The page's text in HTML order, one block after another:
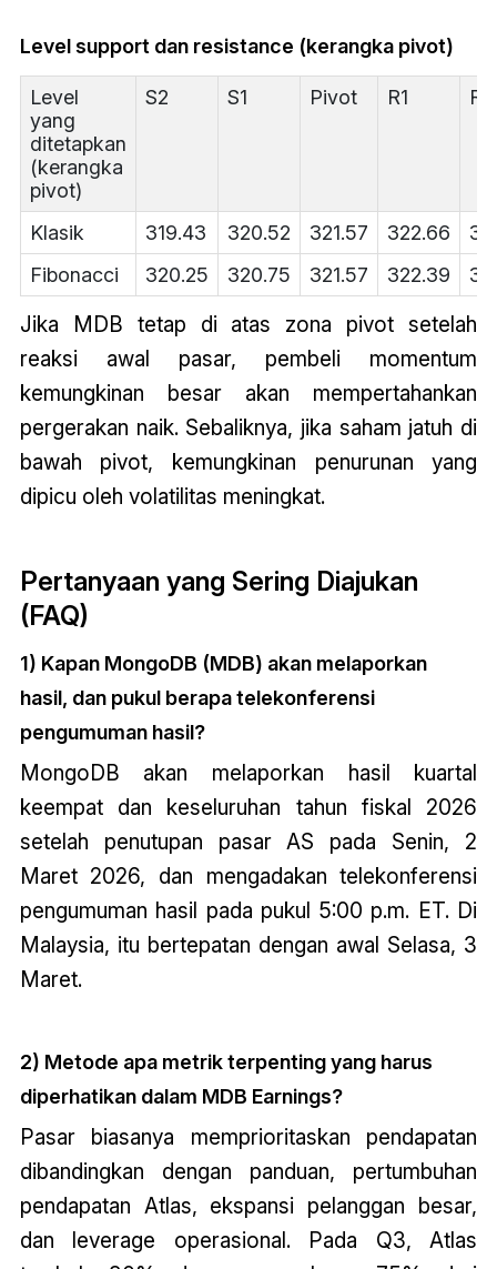
Level support dan resistance (kerangka pivot)
Level
yang
ditetapkan
(kerangka
pivot)
S2 S1 Pivot R1 R2
Klasik 319.43 320.52 321.57 322.66
Fibonacci
320.25 320.75 321.57 322.39
Jika MDB tetap di atas zona pivot setelah
reaksi awal pasar, pembeli momentum
kemungkinan besar akan mempertahankan
pergerakan naik. Sebaliknya, jika saham jatuh di
bawah pivot, kemungkinan penurunan yang
dipicu oleh volatilitas meningkat.
Pertanyaan yang Sering Diajukan
(FAQ)
1) Kapan MongoDB (MDB) akan melaporkan
hasil, dan pukul berapa telekonferensi
pengumuman hasil?
MongoDB akan melaporkan hasil kuartal
keempat dan keseluruhan tahun fiskal 2026
setelah penutupan pasar AS pada Senin, 2
Maret 2026, dan mengadakan telekonferensi
pengumuman hasil pada pukul 5:00 p.m. ET. Di
Malaysia, itu bertepatan dengan awal Selasa, 3
Maret.
2) Metode apa metrik terpenting yang harus
diperhatikan dalam MDB Earnings?
Pasar biasanya memprioritaskan pendapatan
dibandingkan dengan panduan, pertumbuhan
pendapatan Atlas, ekspansi pelanggan besar,
dan leverage operasional. Pada Q3, Atlas